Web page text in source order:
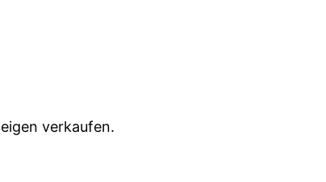
verkaufen.